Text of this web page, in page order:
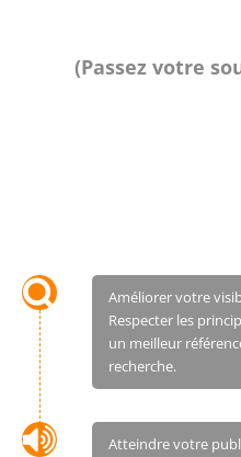
(Passez votre
Améliorer votre
Respecter les
un meilleur
recherche.
Atteindre votre